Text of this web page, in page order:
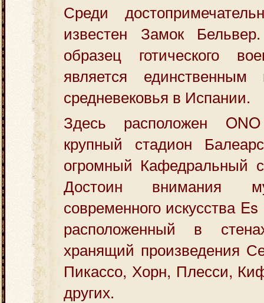
Среди
известен Замок
образец готического
является единственным
средневековья в Испании.
Здесь расположен
крупный стадион
огромный Кафедральный
Достоин внимания
современного искусства
расположенный в
хранящий произведения
Пикассо, Хорн, Плесси,
других.